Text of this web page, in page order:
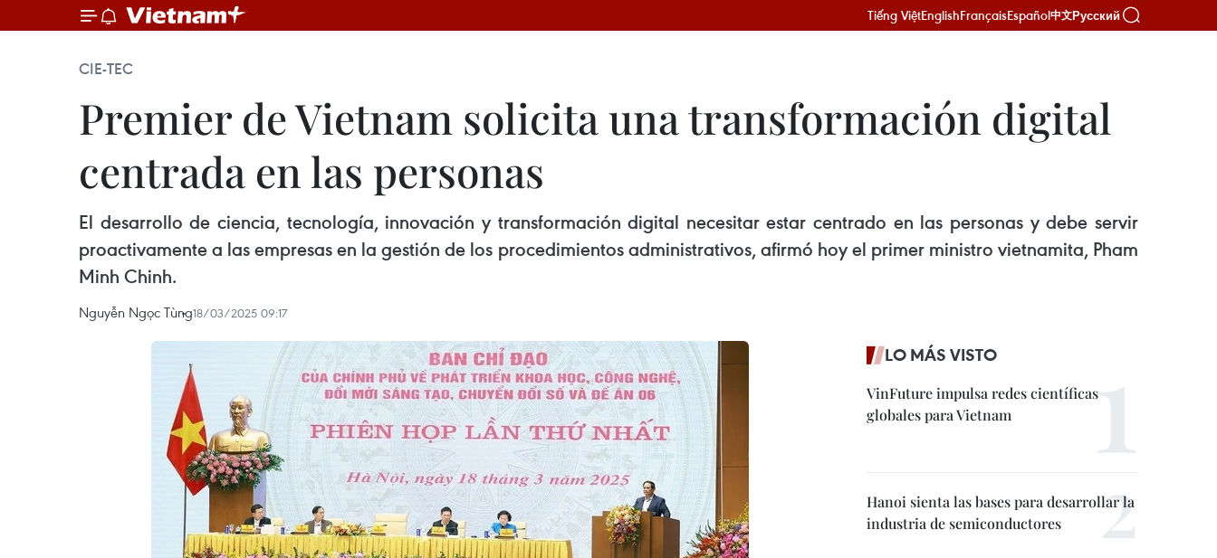
Tiếng ViệtEnglishFrançaisEspañol中文Русский
CIE-TEC
Premier de Vietnam solicita una transformación digital
centrada en las personas
El desarrollo de ciencia, tecnología, innovación y transformación digital necesitar estar centrado en las personas y debe servir
proactivamente a las empresas en la gestión de los procedimientos administrativos, afirmó hoy el primer ministro vietnamita, Pham
Minh Chinh.
Nguyễn Ngọc Tùng18/03/2025 09:17
LO MÁS VISTO
VinFuture impulsa redes científicas
globales para Vietnam
Hanoi sienta las bases para desarrollar la
industria de semiconductores